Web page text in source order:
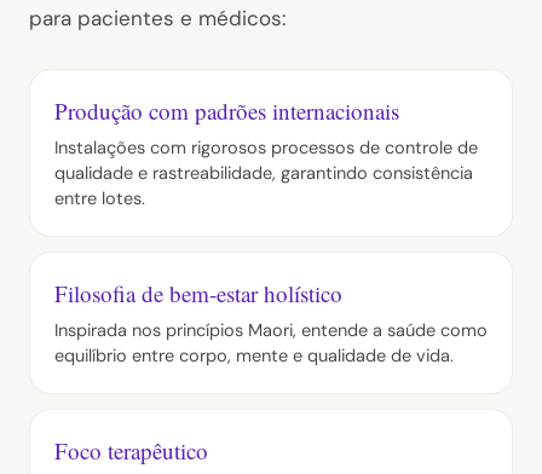
para pacientes e médicos:
Produção com padrões internacionais
Instalações com rigorosos processos de controle de
qualidade e rastreabilidade, garantindo consistência
entre lotes.
Filosofia de bem-estar holístico
Inspirada nos princípios Maori, entende a saúde como
equilíbrio entre corpo, mente e qualidade de vida.
Foco terapêutico